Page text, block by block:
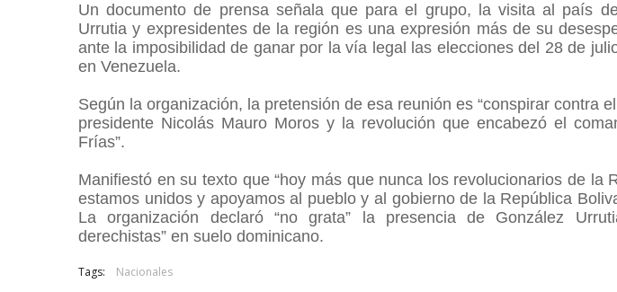
Un documento de prensa señala que para el grupo, la visita al país
Urrutia y expresidentes de la región es una expresión más de su
ante la imposibilidad de ganar por la vía legal las elecciones del 28 de
en Venezuela.
Según la organización, la pretensión de esa reunión es “conspirar contra
presidente Nicolás Mauro Moros y la revolución que encabezó el
Frías”.
Manifiestó en su texto que “hoy más que nunca los revolucionarios de la
estamos unidos y apoyamos al pueblo y al gobierno de la República
La organización declaró “no grata” la presencia de González
derechistas” en suelo dominicano.
Tags: Nacionales